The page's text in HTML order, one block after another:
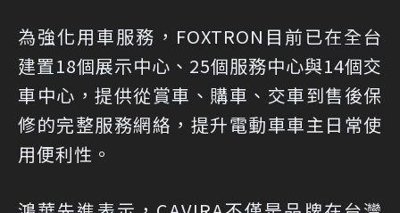
為強化用車服務，FOXTRON目前已在全台
建置18個展示中心、25個服務中心與14個交
車中心，提供從賞車、購車、交車到售後保
修的完整服務網絡，提升電動車車主日常使
用便利性。